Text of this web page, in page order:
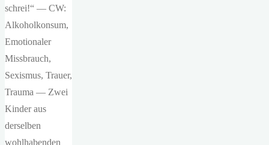
schrei!“ — CW:
Alkoholkonsum,
Emotionaler
Missbrauch,
Sexismus, Trauer,
Trauma — Zwei
Kinder aus
derselben
wohlhabenden